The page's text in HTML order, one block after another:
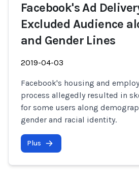
Facebook's Ad
Excluded Audience
and Gender Lines
2019-04-03
Facebook's housing and
process allegedly resulted in
for some users along
gender and racial identity.
Plus